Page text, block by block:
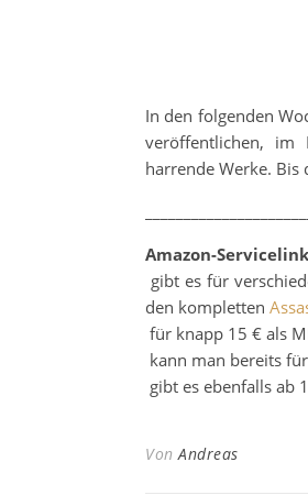
In den folgenden
veröffentlichen, im
harrende Werke. Bis
Amazon-
gibt es für
den kompletten
für knapp 15 € als
kann man bereits
gibt es ebenfalls ab
VonAndreas